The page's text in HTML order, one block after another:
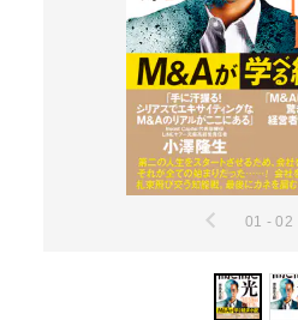
01 - 02